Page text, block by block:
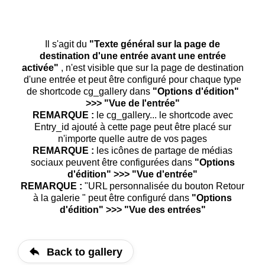
Il s'agit du "Texte général sur la page de
destination d'une entrée avant une entrée
activée" , n'est visible que sur la page de destination
d'une entrée et peut être configuré pour chaque type
de shortcode cg_gallery dans "Options d'édition"
>>> "Vue de l'entrée"
REMARQUE : le cg_gallery... le shortcode avec
Entry_id ajouté à cette page peut être placé sur
n'importe quelle autre de vos pages
REMARQUE : les icônes de partage de médias
sociaux peuvent être configurées dans "Options
d'édition" >>> "Vue d'entrée"
REMARQUE : "URL personnalisée du bouton Retour
à la galerie " peut être configuré dans "Options
d'édition" >>> "Vue des entrées"
Back to gallery